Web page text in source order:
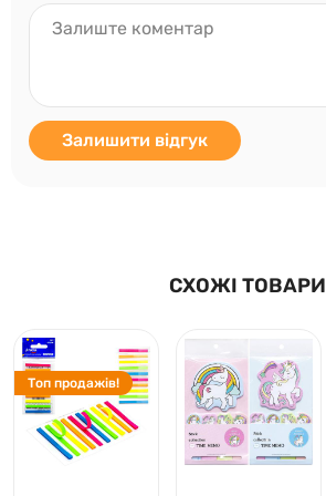
Залишити відгук
СХОЖІ ТОВАРИ
Топ продажів!